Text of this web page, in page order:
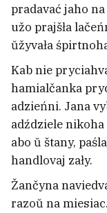
pradavać jaho
užo prajšła
ŭžyvała
Kab nie
hamialčanka
adzieńni. Jana
adździele nikoha
abo ŭ štany,
handlovaj zały.
Žančyna
razoŭ na